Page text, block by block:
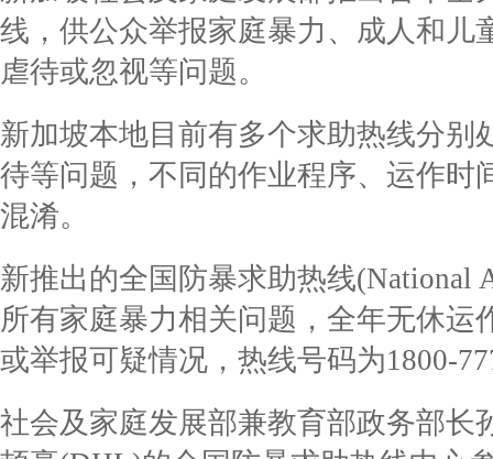
线，供公众举报家庭暴力、成人和儿
虐待或忽视等问题。
新加坡本地目前有多个求助热线分别
待等问题，不同的作业程序、运作时
混淆。
新推出的全国防暴求助热线(National
所有家庭暴力相关问题，全年无休运
或举报可疑情况，热线号码为1800-
社会及家庭发展部兼教育部政务部长